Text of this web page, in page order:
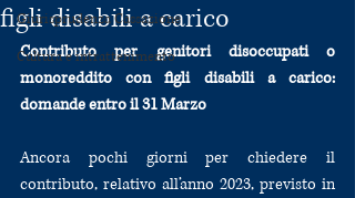
Giurisprudenza Cassazione
Cultura e intrattenimento
figli disabili a carico
Contributo per genitori disoccupati o
monoreddito con figli disabili a carico:
domande entro il 31 Marzo
Ancora pochi giorni per chiedere il
contributo, relativo all’anno 2023, previsto in